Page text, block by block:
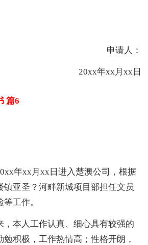
申请人：
20xx年xx月xx日
篇6
年xx月xx日进入楚澳公司，根据
镇亚圣？河畔新城项目部担任文员
工作。
本人工作认真、细心具有较强的
积极，工作热情高；性格开朗，